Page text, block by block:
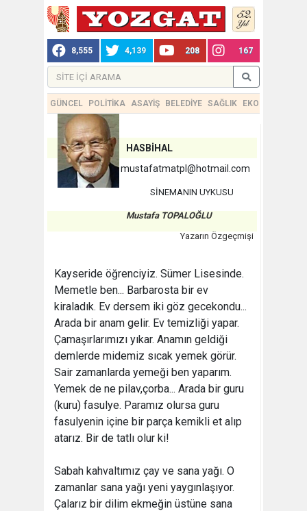
8,555 4,139 208 167
GÜNCEL POLİTİKA ASAYİŞ BELEDİYE SAĞLIK EKONOMİ
HASBİHAL
mustafatmatpl@hotmail.com
SİNEMANIN UYKUSU
Mustafa TOPALOĞLU
Yazarın Özgeçmişi
Kayseride öğrenciyiz. Sümer Lisesinde.
Memetle ben... Barbarosta bir ev
kiraladık. Ev dersem iki göz gecekondu...
Arada bir anam gelir. Ev temizliği yapar.
Çamaşırlarımızı yıkar. Anamın geldiği
demlerde midemiz sıcak yemek görür.
Sair zamanlarda yemeği ben yaparım.
Yemek de ne pilav,çorba... Arada bir guru
(kuru) fasulye. Paramız olursa guru
fasulyenin içine bir parça kemikli et alıp
atarız. Bir de tatlı olur ki!
Sabah kahvaltımız çay ve sana yağı. O
zamanlar sana yağı yeni yaygınlaşıyor.
Çalarız bir dilim ekmeğin üstüne sana